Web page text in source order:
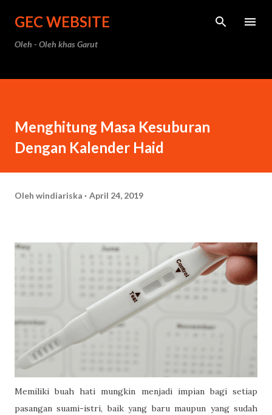
Langsung ke konten utama
GEC WEBSITE
Oleh - Oleh khas Garut
Menghitung Masa Kesuburan
Dengan Kalender Haid
Oleh windiariska April 24, 2019
Memiliki buah hati mungkin menjadi impian bagi setiap
pasangan suami-istri, baik yang baru maupun yang sudah